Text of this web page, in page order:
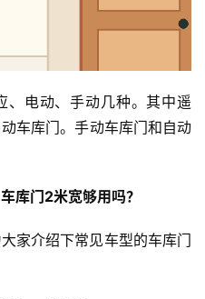
、电动、手动几种。其中遥
车库门。手动车库门和自动
库门2米宽够用吗？
家介绍下常见车型的车库门